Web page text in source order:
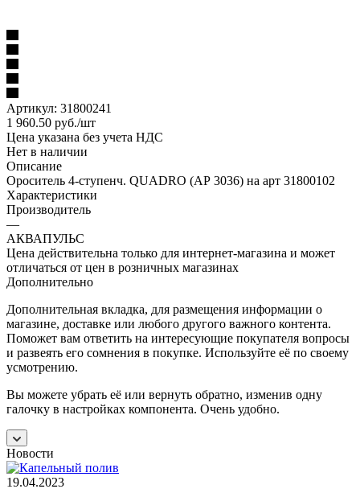
Артикул: 31800241
1 960.50 руб./шт
Цена указана без учета НДС
Нет в наличии
Описание
Ороситель 4-ступенч. QUADRO (АР 3036) на арт 31800102
Характеристики
Производитель
—
АКВАПУЛЬС
Цена действительна только для интернет-магазина и может
отличаться от цен в розничных магазинах
Дополнительно
Дополнительная вкладка, для размещения информации о
магазине, доставке или любого другого важного контента.
Поможет вам ответить на интересующие покупателя вопросы
и развеять его сомнения в покупке. Используйте её по своему
усмотрению.
Вы можете убрать её или вернуть обратно, изменив одну
галочку в настройках компонента. Очень удобно.
Новости
19.04.2023